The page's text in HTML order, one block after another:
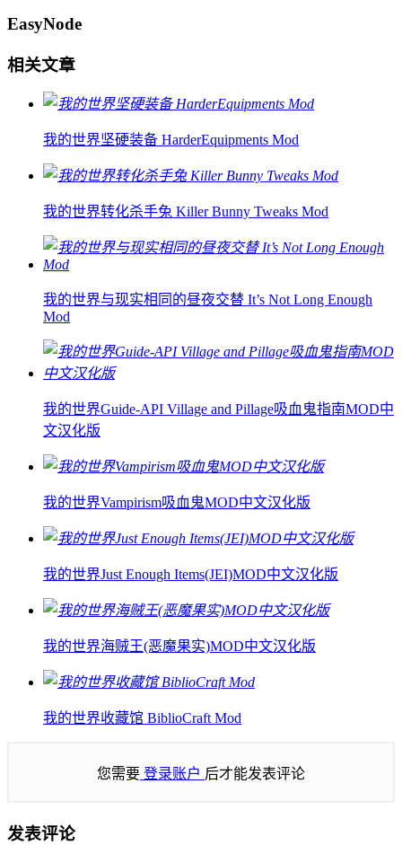
EasyNode
相关文章
我的世界坚硬装备 HarderEquipments Mod
我的世界转化杀手兔 Killer Bunny Tweaks Mod
我的世界与现实相同的昼夜交替 It’s Not Long Enough
Mod
我的世界Guide-API Village and Pillage吸血鬼指南MOD中
文汉化版
我的世界Vampirism吸血鬼MOD中文汉化版
我的世界Just Enough Items(JEI)MOD中文汉化版
我的世界海贼王(恶魔果实)MOD中文汉化版
我的世界收藏馆 BiblioCraft Mod
您需要 登录账户 后才能发表评论
发表评论